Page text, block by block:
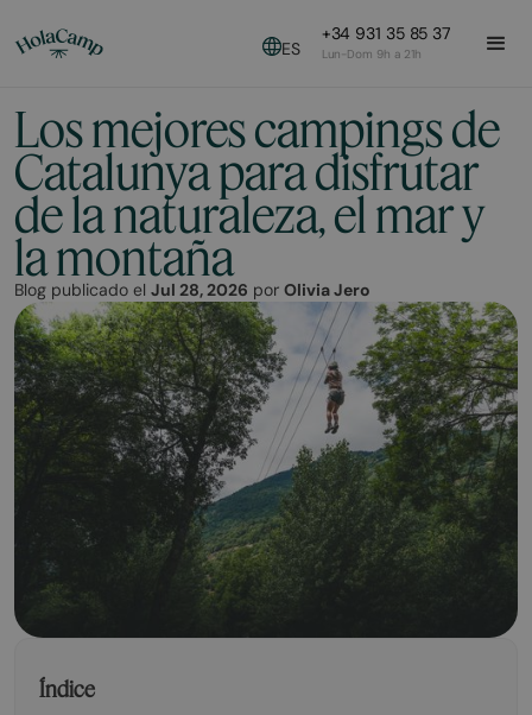
ES
+34 931 35 85 37
Lun-Dom 9h a 21h
Los mejores campings de
Catalunya para disfrutar
de la naturaleza, el mar y
la montaña
Blog publicado el Jul 28, 2026 por Olivia Jero
Índice